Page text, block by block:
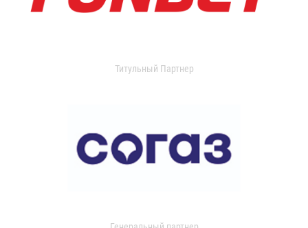
Титульный Партнер